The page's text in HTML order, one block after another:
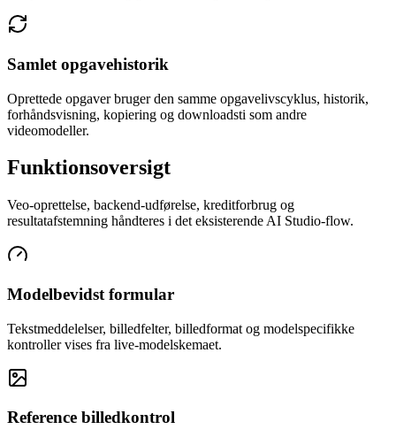
Samlet opgavehistorik
Oprettede opgaver bruger den samme opgavelivscyklus, historik,
forhåndsvisning, kopiering og downloadsti som andre
videomodeller.
Funktionsoversigt
Veo-oprettelse, backend-udførelse, kreditforbrug og
resultatafstemning håndteres i det eksisterende AI Studio-flow.
Modelbevidst formular
Tekstmeddelelser, billedfelter, billedformat og modelspecifikke
kontroller vises fra live-modelskemaet.
Reference billedkontrol